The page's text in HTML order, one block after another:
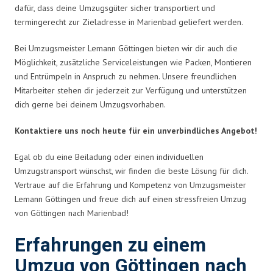
dafür, dass deine Umzugsgüter sicher transportiert und
termingerecht zur Zieladresse in Marienbad geliefert werden.
Bei Umzugsmeister Lemann Göttingen bieten wir dir auch die
Möglichkeit, zusätzliche Serviceleistungen wie Packen, Montieren
und Entrümpeln in Anspruch zu nehmen. Unsere freundlichen
Mitarbeiter stehen dir jederzeit zur Verfügung und unterstützen
dich gerne bei deinem Umzugsvorhaben.
Kontaktiere uns noch heute für ein unverbindliches Angebot!
Egal ob du eine Beiladung oder einen individuellen
Umzugstransport wünschst, wir finden die beste Lösung für dich.
Vertraue auf die Erfahrung und Kompetenz von Umzugsmeister
Lemann Göttingen und freue dich auf einen stressfreien Umzug
von Göttingen nach Marienbad!
Erfahrungen zu einem